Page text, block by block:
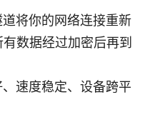
将你的网络连接重新
数据经过加密后再到
速度稳定、设备跨平